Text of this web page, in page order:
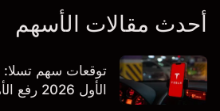
أحدث مقالات الأسهم
توقعات سهم تسلا:
الأول 2026 رفع الأهداف؟